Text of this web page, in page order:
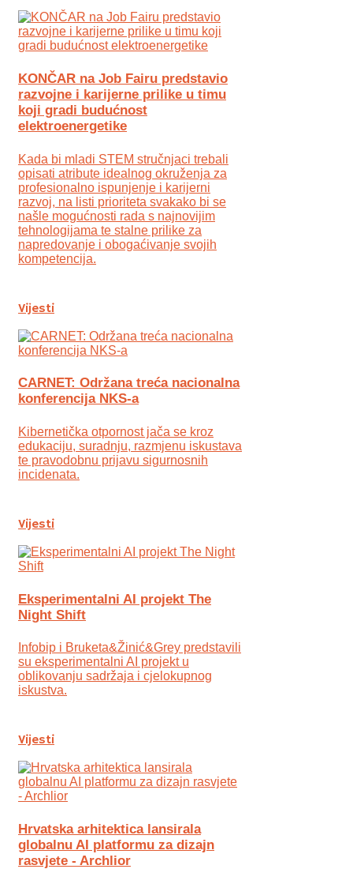
KONČAR na Job Fairu predstavio
razvojne i karijerne prilike u timu
koji gradi budućnost
elektroenergetike
Kada bi mladi STEM stručnjaci trebali
opisati atribute idealnog okruženja za
profesionalno ispunjenje i karijerni
razvoj, na listi prioriteta svakako bi se
našle mogućnosti rada s najnovijim
tehnologijama te stalne prilike za
napredovanje i obogaćivanje svojih
kompetencija.
Vijesti
CARNET: Održana treća nacionalna
konferencija NKS-a
Kibernetička otpornost jača se kroz
edukaciju, suradnju, razmjenu iskustava
te pravodobnu prijavu sigurnosnih
incidenata.
Vijesti
Eksperimentalni AI projekt The
Night Shift
Infobip i Bruketa&Žinić&Grey predstavili
su eksperimentalni AI projekt u
oblikovanju sadržaja i cjelokupnog
iskustva.
Vijesti
Hrvatska arhitektica lansirala
globalnu AI platformu za dizajn
rasvjete - Archlior